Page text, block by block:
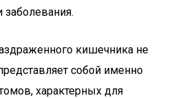
заболевания.
кишечника не
собой именно
характерных для